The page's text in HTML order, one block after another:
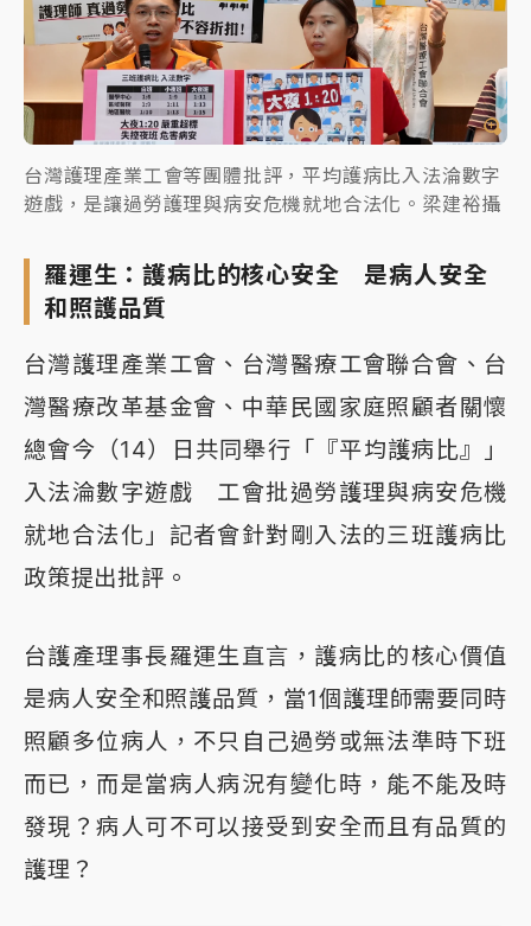
台灣護理產業工會等團體批評，平均護病比入法淪數字
遊戲，是讓過勞護理與病安危機就地合法化。梁建裕攝
羅運生：護病比的核心安全 是病人安全
和照護品質
台灣護理產業工會、台灣醫療工會聯合會、台
灣醫療改革基金會、中華民國家庭照顧者關懷
總會今（14）日共同舉行「『平均護病比』」
入法淪數字遊戲 工會批過勞護理與病安危機
就地合法化」記者會針對剛入法的三班護病比
政策提出批評。
台護產理事長羅運生直言，護病比的核心價值
是病人安全和照護品質，當1個護理師需要同時
照顧多位病人，不只自己過勞或無法準時下班
而已，而是當病人病況有變化時，能不能及時
發現？病人可不可以接受到安全而且有品質的
護理？